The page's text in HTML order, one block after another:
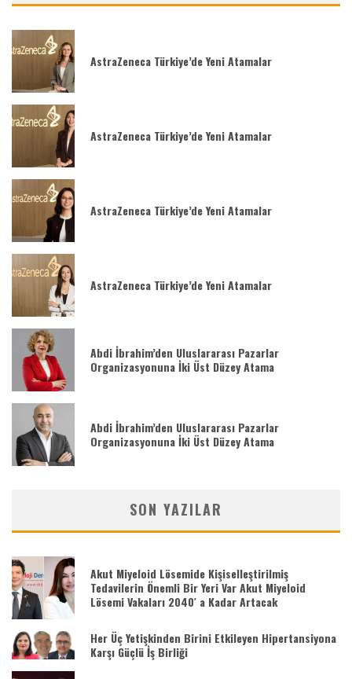
AstraZeneca Türkiye’de Yeni Atamalar
AstraZeneca Türkiye’de Yeni Atamalar
AstraZeneca Türkiye’de Yeni Atamalar
AstraZeneca Türkiye’de Yeni Atamalar
Abdi İbrahim’den Uluslararası Pazarlar
Organizasyonuna İki Üst Düzey Atama
Abdi İbrahim’den Uluslararası Pazarlar
Organizasyonuna İki Üst Düzey Atama
SON YAZILAR
Akut Miyeloid Lösemide Kişiselleştirilmiş
Tedavilerin Önemli Bir Yeri Var Akut Miyeloid
Lösemi Vakaları 2040′ a Kadar Artacak
Her Üç Yetişkinden Birini Etkileyen Hipertansiyona
Karşı Güçlü İş Birliği